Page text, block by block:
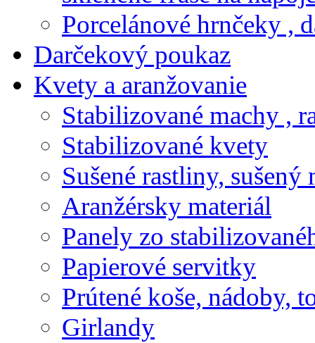
Porcelánové hrnčeky ,
Darčekový poukaz
Kvety a aranžovanie
Stabilizované machy ,
Stabilizované kvety
Sušené rastliny,
Aranžérsky materiál
Panely zo
Papierové servitky
Prútené koše, nádoby,
Girlandy